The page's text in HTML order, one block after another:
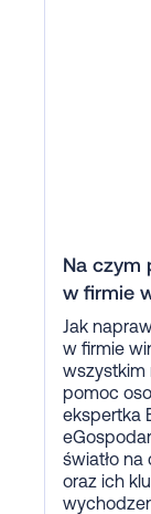
Na czym
w firmie
Jak
w firmie
wszystkim
pomoc
ekspertka
światło
oraz ich